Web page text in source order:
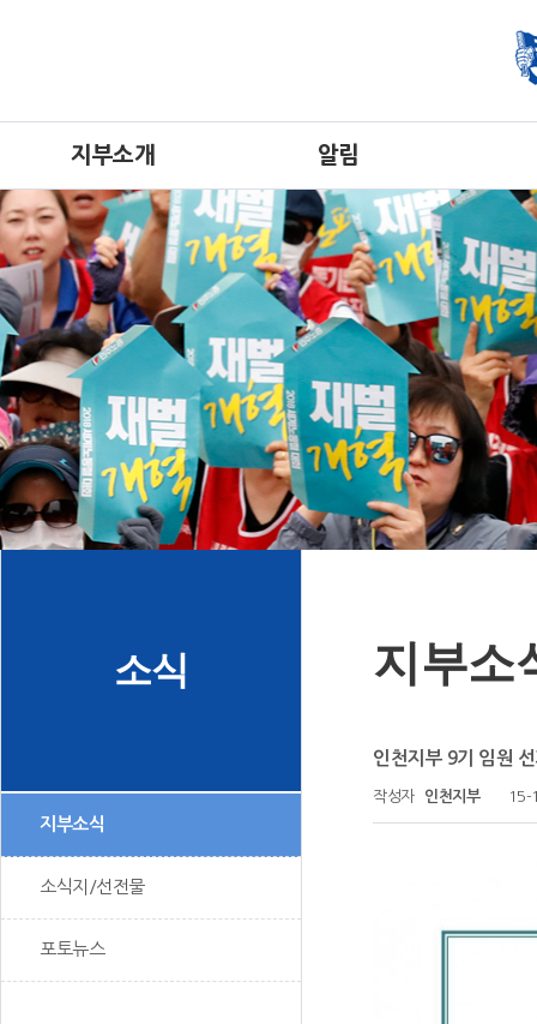
지부소개 알림
소식
지부소식
소식지/선전물
포토뉴스
지부소
인천지부 9기 임원
작성자 인천지부 15-